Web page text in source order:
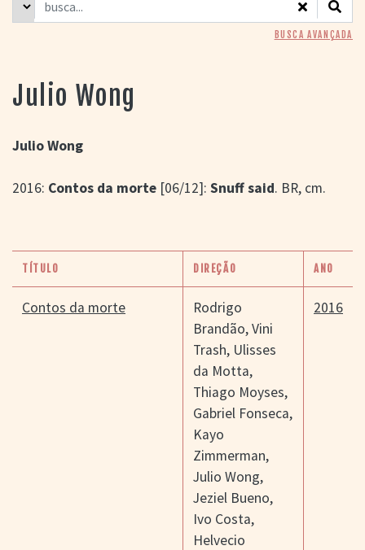
> PREÇOS E
DESCONTOS
PORTAL DO
CINEMA GAÚCHO
> BUSCA AVANÇADA
> FILMOGRAFIAS DE
CONTATO E
LOCALIZAÇÃO
BUSCA AVANÇADA
Julio Wong
Julio Wong
2016: Contos da morte [06/12]: Snuff said. BR, cm.
TÍTULO DIREÇÃO ANO
Contos da morte
Rodrigo
Brandão,Vini
Trash, Ulisses
da Motta,
Thiago Moyses,
Gabriel Fonseca,
Kayo
Zimmerman,
Julio Wong,
Jeziel Bueno,
Ivo Costa,
Helvecio
2016